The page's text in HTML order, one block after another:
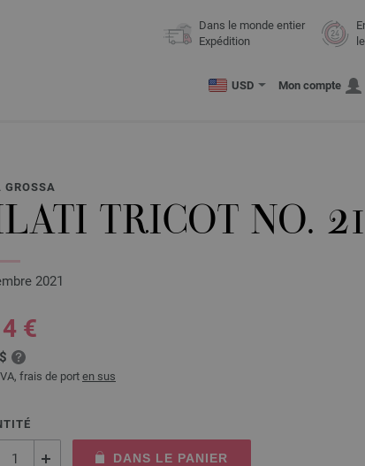
Dans le monde entier
Expédition
USD Mon compte
GROSSA
TRICOT NO.
2021
€
frais de port en sus
DANS LE PANIER